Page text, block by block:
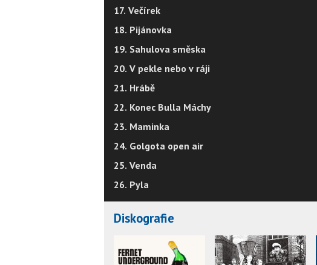
17. Večírek
18. Pijánovka
19. Sahulova směska
20. V pekle nebo v ráji
21. Hrábě
22. Konec Bulla Máchy
23. Maminka
24. Golgota open air
25. Venda
26. Pyla
Diskografie